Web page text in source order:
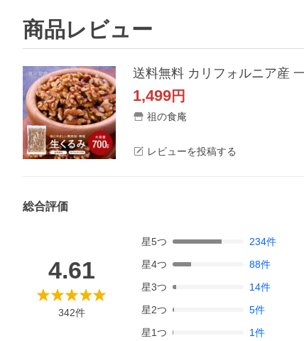
商品レビュー
送料無料 カリフォルニア産
1,499円
祖の食庵
レビューを投稿する
総合評価
4.61
342件
星5つ 234件
星4つ 88件
星3つ 14件
星2つ 5件
星1つ 1件